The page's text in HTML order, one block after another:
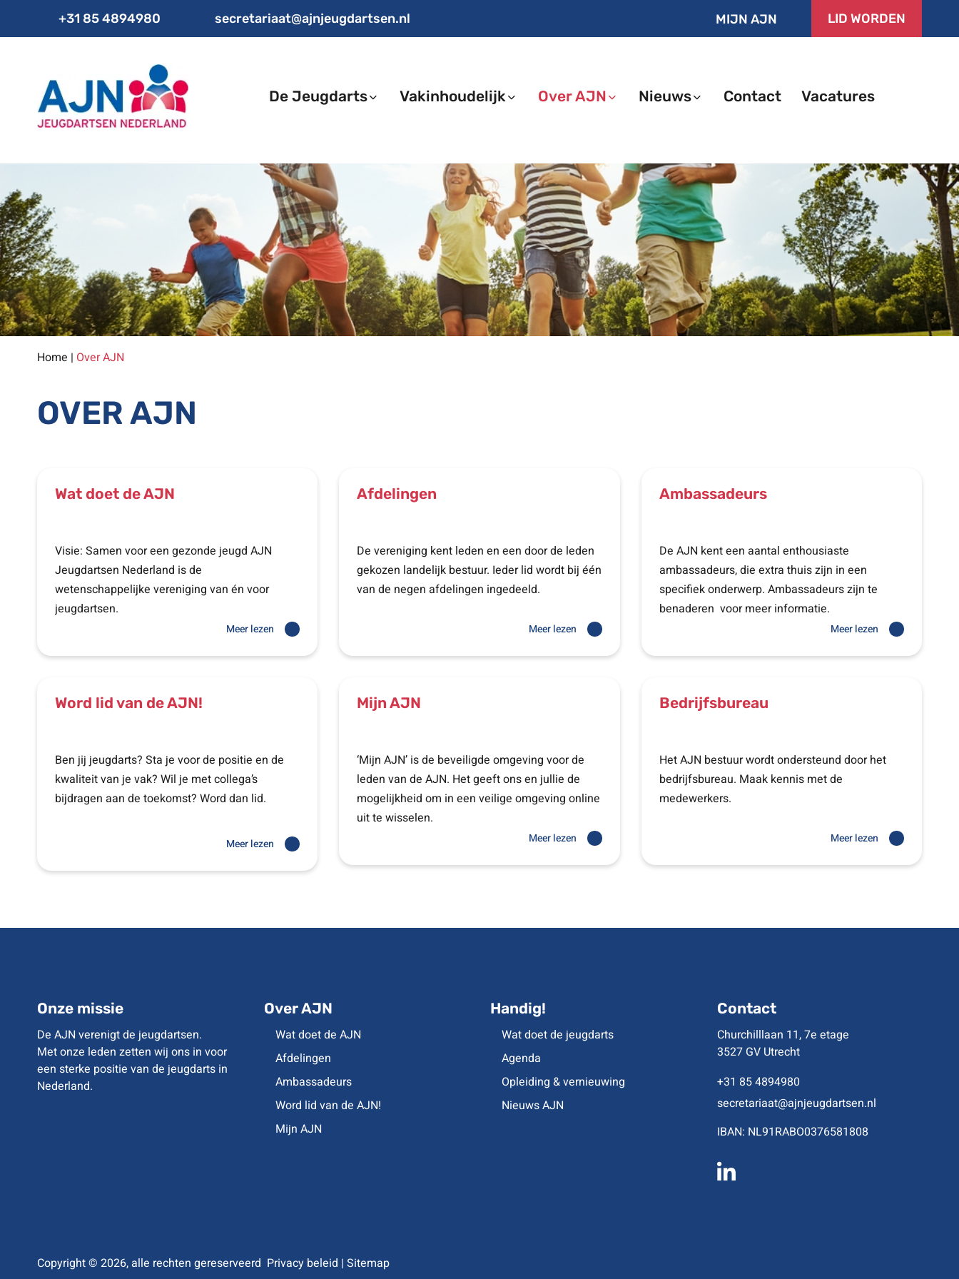
+31 85 4894980 secretariaat@ajnjeugdartsen.nl MIJN AJN LID WORDEN
De Jeugdarts Vakinhoudelijk Over AJN Nieuws Contact Vacatures
Home | Over AJN
OVER AJN
Wat doet de AJN
Visie: Samen voor een gezonde jeugd AJN
Jeugdartsen Nederland is de
wetenschappelijke vereniging van én voor
jeugdartsen.
Meer lezen
Afdelingen
De vereniging kent leden en een door de leden
gekozen landelijk bestuur. Ieder lid wordt bij één
van de negen afdelingen ingedeeld.
Meer lezen
Ambassadeurs
De AJN kent een aantal enthousiaste
ambassadeurs, die extra thuis zijn in een
specifiek onderwerp. Ambassadeurs zijn te
benaderen voor meer informatie.
Meer lezen
Word lid van de AJN!
Ben jij jeugdarts? Sta je voor de positie en de
kwaliteit van je vak? Wil je met collega’s
bijdragen aan de toekomst? Word dan lid.
Meer lezen
Mijn AJN
‘Mijn AJN’ is de beveiligde omgeving voor de
leden van de AJN. Het geeft ons en jullie de
mogelijkheid om in een veilige omgeving online
uit te wisselen.
Meer lezen
Bedrijfsbureau
Het AJN bestuur wordt ondersteund door het
bedrijfsbureau. Maak kennis met de
medewerkers.
Meer lezen
Onze missie
De AJN verenigt de jeugdartsen.
Met onze leden zetten wij ons in voor
een sterke positie van de jeugdarts in
Nederland.
Over AJN
Wat doet de AJN
Afdelingen
Ambassadeurs
Word lid van de AJN!
Mijn AJN
Handig!
Wat doet de jeugdarts
Agenda
Opleiding & vernieuwing
Nieuws AJN
Contact
Churchilllaan 11, 7e etage
3527 GV Utrecht
+31 85 4894980
secretariaat@ajnjeugdartsen.nl
IBAN: NL91RABO0376581808
Copyright © 2026, alle rechten gereserveerd Privacy beleid | Sitemap